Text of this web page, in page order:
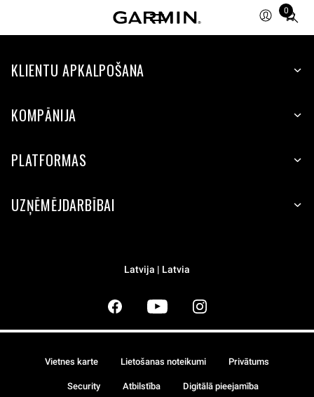
0
Total
items
cart:
KLIENTU APKALPOŠANA
KOMPĀNIJA
PLATFORMAS
UZŅĒMĒJDARBĪBAI
Latvija | Latvia
Vietnes karte Lietošanas noteikumi Privātums
Security Atbilstība Digitālā pieejamība